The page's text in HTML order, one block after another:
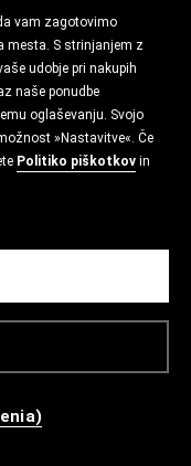
vam zagotovimo
mesta. S strinjanjem z
udobje pri nakupih
naše ponudbe
oglaševanju. Svojo
»Nastavitve«. Če
Politiko piškotkov in